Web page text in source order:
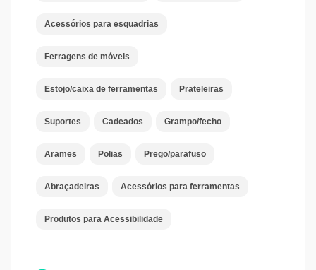
Acessórios para esquadrias
Ferragens de móveis
Estojo/caixa de ferramentas Prateleiras
Suportes Cadeados Grampo/fecho
Arames Polias Prego/parafuso
Abraçadeiras Acessórios para ferramentas
Produtos para Acessibilidade